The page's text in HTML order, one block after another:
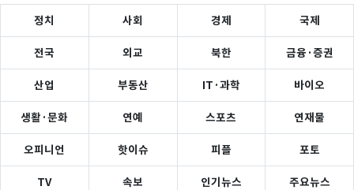
정치 사회 경제 국제
전국 외교 북한 금융·증권
산업 부동산 IT·과학 바이오
생활·문화 연예 스포츠 연재물
오피니언 핫이슈 피플 포토
TV 속보 인기뉴스 주요뉴스